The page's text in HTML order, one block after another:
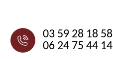
03 59 28 18 58
06 24 75 44 14